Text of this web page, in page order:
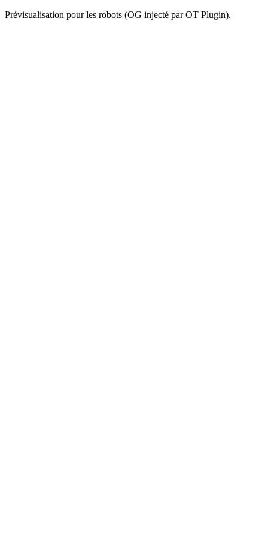
Prévisualisation pour les robots (OG injecté par OT Plugin).